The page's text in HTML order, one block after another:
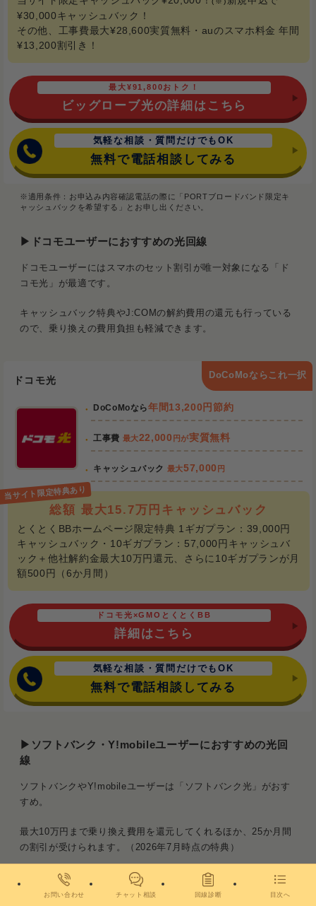
¥30,000キャッシュバック！
その他、工事費最大¥28,600実質無料・auのスマホ料金 年間
¥13,200割引き！
最大¥91,800おトク！
ビッグローブ光の詳細はこちら
気軽な相談・質問だけでもOK
無料で電話相談してみる
※適用条件：お申込み内容確認電話の際に「PORTブロードバンド限定キ
ャッシュバックを希望する」とお申し出ください。
▶ドコモユーザーにおすすめの光回線
ドコモユーザーにはスマホのセット割引が唯一対象になる「ド
コモ光」が最適です。
キャッシュバック特典やJ:COMの解約費用の還元も行っている
ので、乗り換えの費用負担も軽減できます。
ドコモ光
DoCoMoならこれ一択
DoCoMoなら年間13,200円節約
工事費 最大22,000 円が実質無料
キャッシュバック 最大57,000 円
総額 最大15.7万円キャッシュバック
とくとくBBホームページ限定特典 1ギガプラン：39,000円
キャッシュバック・10ギガプラン：57,000円キャッシュバ
ック＋他社解約金最大10万円還元、さらに10ギガプランが月
額500円（6か月間）
ドコモ光×GMOとくとくBB
詳細はこちら
気軽な相談・質問だけでもOK
無料で電話相談してみる
▶ソフトバンク・Y!mobileユーザーにおすすめの光回
線
ソフトバンクやY!mobileユーザーは「ソフトバンク光」がおす
すめ。
最大10万円まで乗り換え費用を還元してくれるほか、25か月間
の割引が受けられます。（2026年7月時点の特典）
ソフトバンク光 SoftBank/Y!mobileならコレ
お問い合わせ チャット相談 回線診断 目次へ